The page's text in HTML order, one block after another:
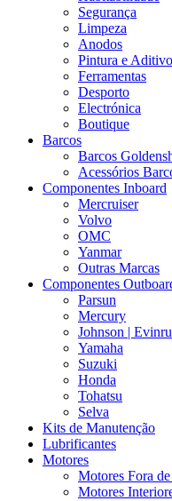
Segurança
Limpeza
Anodos
Pintura e
Ferramentas
Desporto
Electrónica
Boutique
Barcos
Barcos
Acessórios
Componentes Inboard
Mercruiser
Volvo
OMC
Yanmar
Outras Marcas
Componentes
Parsun
Mercury
Johnson |
Yamaha
Suzuki
Honda
Tohatsu
Selva
Kits de Manutenção
Lubrificantes
Motores
Motores Fora
Motores